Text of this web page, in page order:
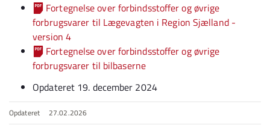
Fortegnelse over forbindsstoffer og øvrige
forbrugsvarer til Lægevagten i Region Sjælland -
version 4
Fortegnelse over forbindsstoffer og øvrige
forbrugsvarer til bilbaserne
Opdateret 19. december 2024
Opdateret 27.02.2026